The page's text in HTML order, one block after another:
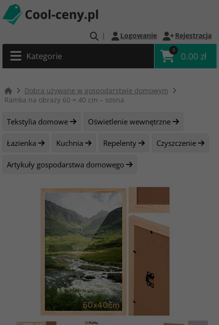
| Logowanie Rejestracja
Kategorie
0
0.00 zł
Dobra używane w gospodarstwie domowym
Ramka na obrazy 60 × 40 cm – sosna
Tekstylia domowe Oświetlenie wewnętrzne
Łazienka Kuchnia Repelenty Czyszczenie
Artykuły gospodarstwa domowego